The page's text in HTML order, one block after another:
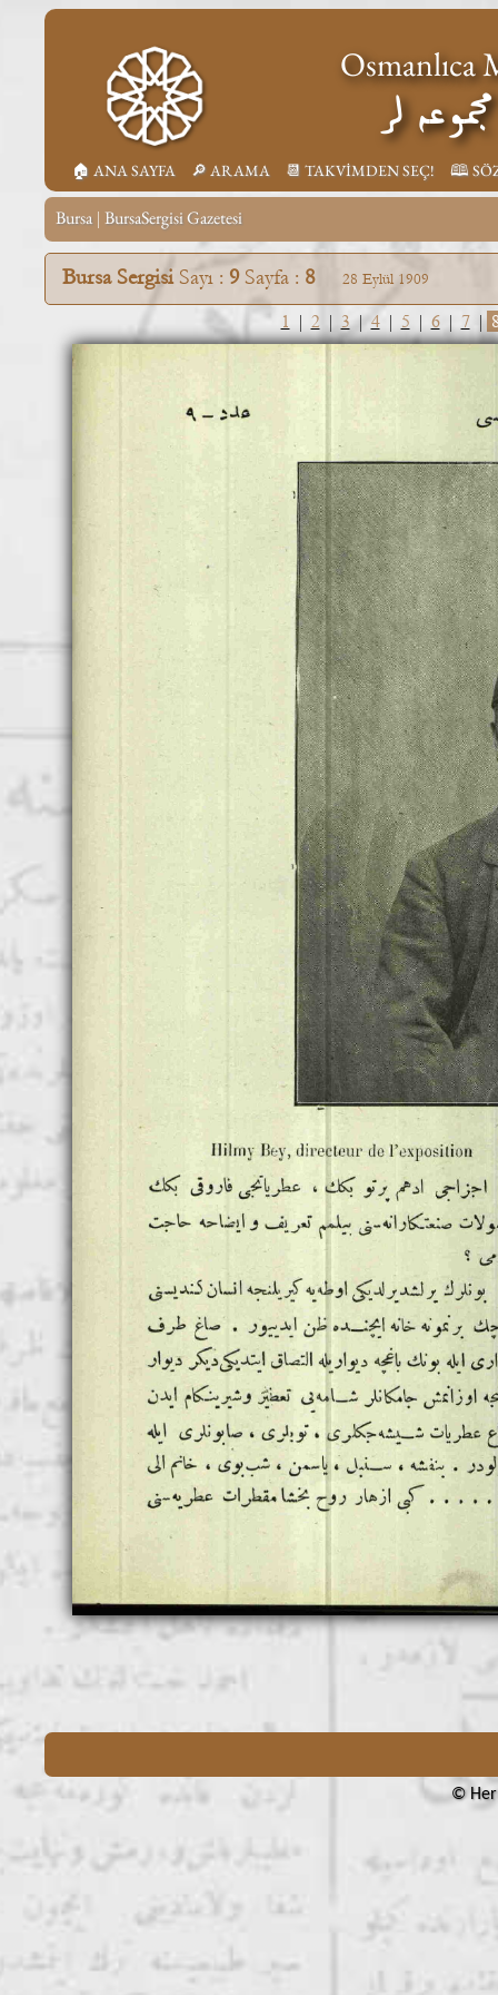
Osmanlıca
لر
🏠︎ ANA SAYFA 🔎︎ ARAMA 📆︎ TAKVİMDEN SEÇ! 🕮
Bursa| BursaSergisi Gazetesi
Bursa SergisiSayı : 9Sayfa : 8 28 Eylül 1909
1 | 2 | 3 | 4 | 5 | 6 | 7 |
© Her